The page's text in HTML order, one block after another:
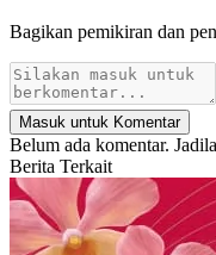
Bagikan pemikiran dan
Masuk untuk Komentar
Belum ada komentar.
Berita Terkait